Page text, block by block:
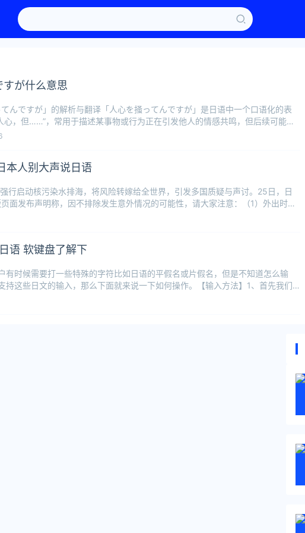
すが什么意思
んですが」的解析与翻译「人心を掻ってんですが」是日语中一个口语化的表
心，但……”，常用于描述某事物或行为正在引发他人的情感共鸣，但后续可能伴
本人别大声说日语
行启动核污染水排海，将风险转嫁给全世界，引发多国质疑与声讨。25日，日
面发布声明称，因不排除发生意外情况的可能性，请大家注意：（1）外出时，
语 软键盘了解下
有时候需要打一些特殊的字符比如日语的平假名或片假名，但是不知道怎么输
持这些日文的输入，那么下面就来说一下如何操作。【输入方法】1、首先我们